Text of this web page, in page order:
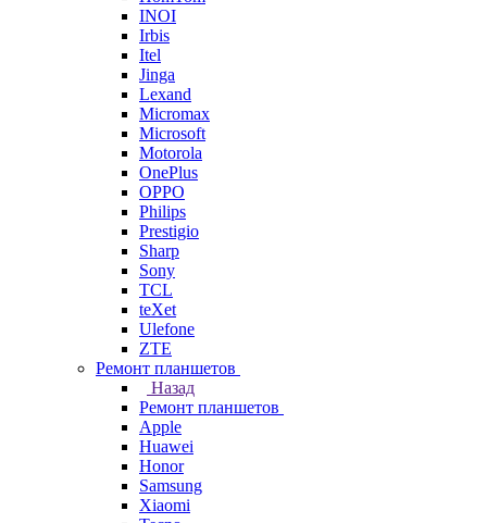
INOI
Irbis
Itel
Jinga
Lexand
Micromax
Microsoft
Motorola
OnePlus
OPPO
Philips
Prestigio
Sharp
Sony
TCL
teXet
Ulefone
ZTE
Ремонт планшетов
Назад
Ремонт планшетов
Apple
Huawei
Honor
Samsung
Xiaomi